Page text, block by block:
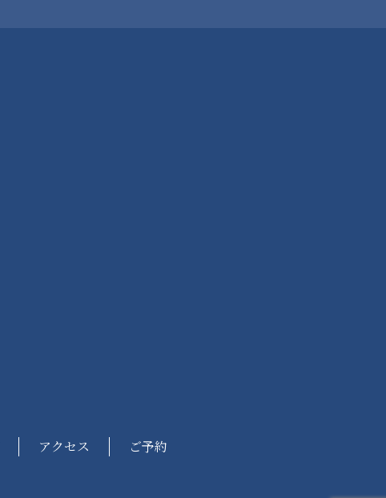
アクセス ご予約